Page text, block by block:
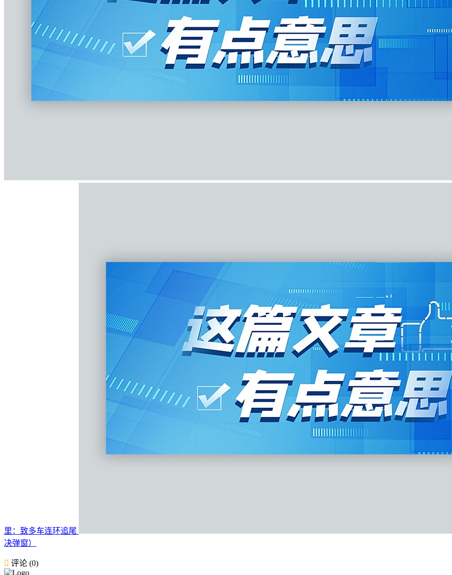
里：致多车连环追尾
决弹窗）
评论 (0)